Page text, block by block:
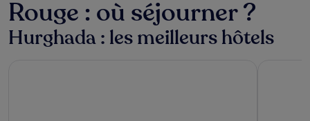
Rouge : où séjourner ?
Hurghada : les meilleurs hôtels